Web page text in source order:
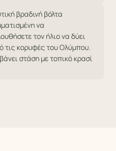
βραδινή βόλτα
να
τον ήλιο να δύει
τις κορυφές του Ολύμπου.
στάση με τοπικό κρασί